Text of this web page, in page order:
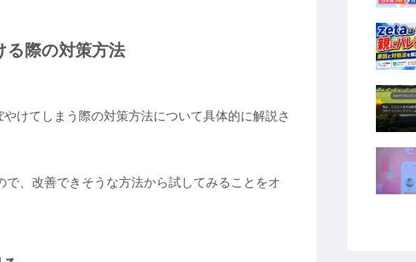
際の対策方法
けてしまう際の対策方法について具体的に解説さ
、改善できそうな方法から試してみることをオ